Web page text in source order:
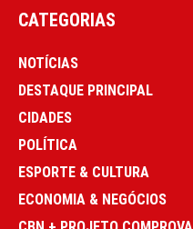
CATEGORIAS
NOTÍCIAS
DESTAQUE PRINCIPAL
CIDADES
POLÍTICA
ESPORTE & CULTURA
ECONOMIA & NEGÓCIOS